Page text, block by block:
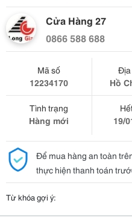
Cửa Hàng 27
0866 588 688
Mã số
12234170
Địa
Hồ
Tình trạng
Hàng mới
19/
Để mua hàng an toàn
thực hiện thanh toán
Từ khóa gợi ý: